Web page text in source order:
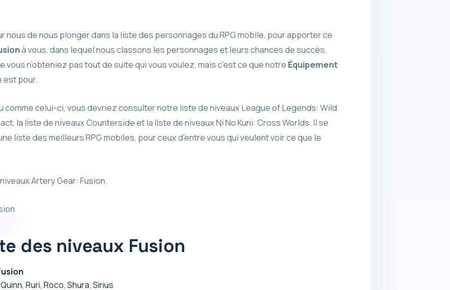
nous de nous plonger dans la liste des personnages du RPG mobile, pour apporter ce
à vous, dans lequel nous classons les personnages et leurs chances de succès.
vous n’obteniez pas tout de suite qui vous voulez, mais c’est ce que notre Équipement
est pour.
comme celui-ci, vous devriez consulter notre liste de niveaux League of Legends: Wild
la liste de niveaux Counterside et la liste de niveaux Ni No Kuni: Cross Worlds. Il se
liste des meilleurs RPG mobiles, pour ceux d’entre vous qui veulent voir ce que le
Artery Gear: Fusion.
des niveaux Fusion
Ruri, Roco, Shura, Sirius